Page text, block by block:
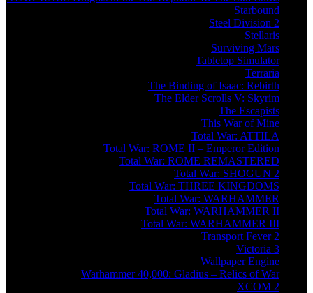
Starbound
Steel Division 2
Stellaris
Surviving Mars
Tabletop Simulator
Terraria
The Binding of Isaac: Rebirth
The Elder Scrolls V: Skyrim
The Escapists
This War of Mine
Total War: ATTILA
Total War: ROME II – Emperor Edition
Total War: ROME REMASTERED
Total War: SHOGUN 2
Total War: THREE KINGDOMS
Total War: WARHAMMER
Total War: WARHAMMER II
Total War: WARHAMMER III
Transport Fever 2
Victoria 3
Wallpaper Engine
Warhammer 40,000: Gladius – Relics of War
XCOM 2